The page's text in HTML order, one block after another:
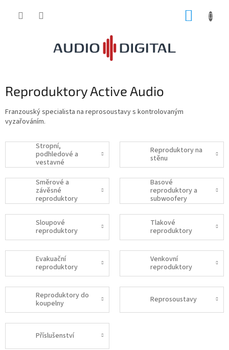
Reproduktory Active Audio
Franzouský specialista na reprosoustavy s kontrolovaným
vyzařováním.
Stropní,
podhledové a
vestavné
reproduktory
Reproduktory na
stěnu
Směrové a
závěsné
reproduktory
Basové
reproduktory a
subwoofery
Sloupové
reproduktory
Tlakové
reproduktory
Evakuační
reproduktory
Venkovní
reproduktory
Reproduktory do
koupelny
Reprosoustavy
Příslušenství